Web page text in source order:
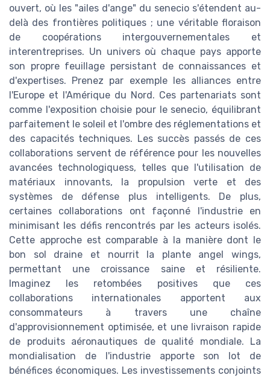
ouvert, où les "ailes d'ange" du senecio s'étendent au-
delà des frontières politiques ; une véritable floraison
de coopérations intergouvernementales et
interentreprises. Un univers où chaque pays apporte
son propre feuillage persistant de connaissances et
d'expertises. Prenez par exemple les alliances entre
l'Europe et l'Amérique du Nord. Ces partenariats sont
comme l'exposition choisie pour le senecio, équilibrant
parfaitement le soleil et l'ombre des réglementations et
des capacités techniques. Les succès passés de ces
collaborations servent de référence pour les nouvelles
avancées technologiquess, telles que l'utilisation de
matériaux innovants, la propulsion verte et des
systèmes de défense plus intelligents. De plus,
certaines collaborations ont façonné l'industrie en
minimisant les défis rencontrés par les acteurs isolés.
Cette approche est comparable à la manière dont le
bon sol draine et nourrit la plante angel wings,
permettant une croissance saine et résiliente.
Imaginez les retombées positives que ces
collaborations internationales apportent aux
consommateurs à travers une chaîne
d'approvisionnement optimisée, et une livraison rapide
de produits aéronautiques de qualité mondiale. La
mondialisation de l'industrie apporte son lot de
bénéfices économiques. Les investissements conjoints